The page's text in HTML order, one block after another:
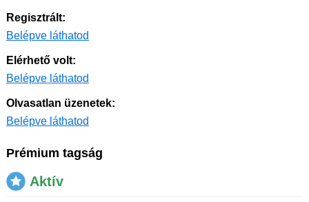
Regisztrált:
Belépve láthatod
Elérhető volt:
Belépve láthatod
Olvasatlan üzenetek:
Belépve láthatod
Prémium tagság
Aktív